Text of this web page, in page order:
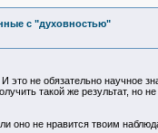
с "духовностью"
это не обязательно научное
такой же результат, но
оно не нравится твоим